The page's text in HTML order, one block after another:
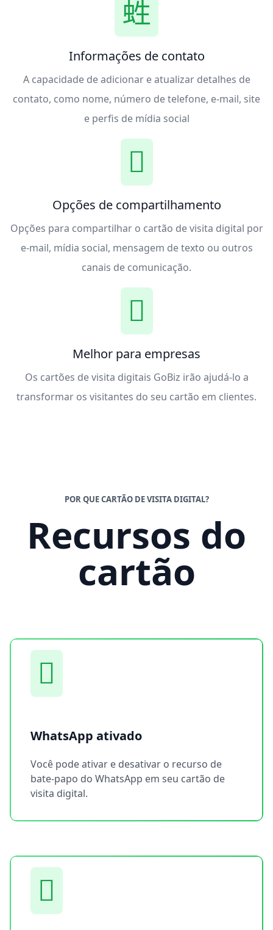
Informações de contato
A capacidade de adicionar e atualizar detalhes de
contato, como nome, número de telefone, e-mail, site
e perfis de mídia social
Opções de compartilhamento
Opções para compartilhar o cartão de visita digital por
e-mail, mídia social, mensagem de texto ou outros
canais de comunicação.
Melhor para empresas
Os cartões de visita digitais GoBiz irão ajudá-lo a
transformar os visitantes do seu cartão em clientes.
POR QUE CARTÃO DE VISITA DIGITAL?
Recursos do
cartão
WhatsApp ativado
Você pode ativar e desativar o recurso de
bate-papo do WhatsApp em seu cartão de
visita digital.